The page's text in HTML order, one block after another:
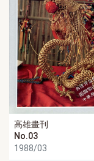
高雄畫刊
No.03
1988/03